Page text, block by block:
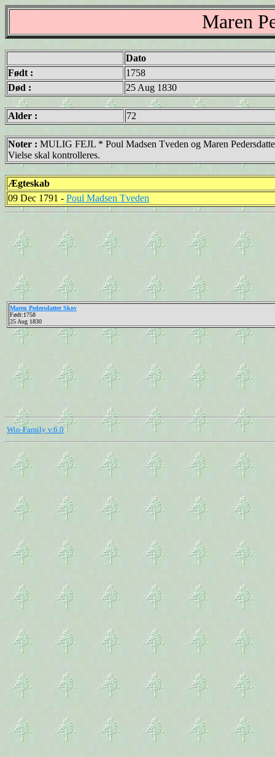
Maren
Dato
Født :
1758
Død :
25 Aug 1830
Alder : 72
Noter : MULIG FEJL * Poul Madsen Tveden og Maren
Vielse skal kontrolleres.
Ægteskab
09 Dec 1791 - Poul Madsen Tveden
Maren Pedersdatter Skov
Født:1758
25 Aug 1830
Win-Family v.6.0